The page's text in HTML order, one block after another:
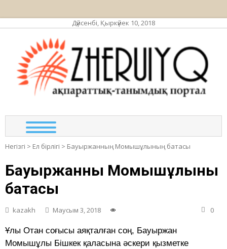
Дүйсенбі, Қыркүйек 10, 2018
Негізгі > Ел бірлігі > Бауыржанның Момышұлының батасы
Бауыржанның Момышұлының
батасы
kazakh Маусым 3, 2018 0
Ұлы Отан соғысы аяқталған соң, Бауыржан
Момышұлы Бішкек қаласына әскери қызметке